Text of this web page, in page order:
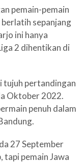
pemain-pemain
sepanjang
ini hanya
2 dihentikan di
tujuh pertandingan
Oktober 2022.
penuh dalam
27 September
pemain Jawa